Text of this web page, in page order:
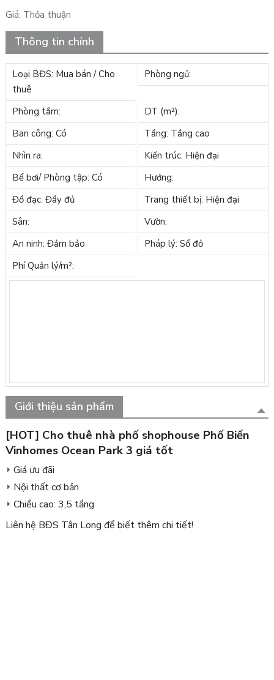
Giá: Thỏa thuận
Thông tin chính
Loại BĐS: Mua bán / Cho
thuê
Phòng ngủ:
Phòng tắm:
DT (m²):
Ban công: Có
Tầng: Tầng cao
Nhìn ra:
Kiến trúc: Hiện đại
Bể bơi/ Phòng tập: Có
Hướng:
Đồ đạc: Đầy đủ
Trang thiết bị: Hiện đại
Sân:
Vườn:
An ninh: Đảm bảo
Pháp lý: Sổ đỏ
Phí Quản lý/m²:
Giới thiệu sản phẩm
[HOT] Cho thuê nhà phố shophouse Phố Biển
Vinhomes Ocean Park 3 giá tốt
Giá ưu đãi
Nội thất cơ bản
Chiều cao: 3,5 tầng
Liên hệ BĐS Tân Long để biết thêm chi tiết!